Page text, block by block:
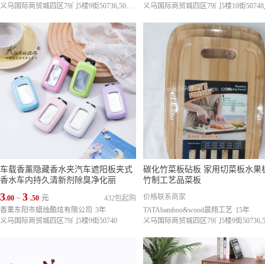
义乌国际商贸城四区79门5楼9街50736,50737,50738
车载香薰隐藏香水夹汽车遮阳板夹式
香水车内持久清新剂除臭净化丽
3.00 ~ 3 .50 元
432包起购
香薰东阳市蜡烛酷炫有限公司 3年
义乌国际商贸城四区79门5楼9街50740
碳化竹菜板砧板 家用切菜板水果板
竹制工艺品菜板
价格联系商家
TATAbamboo&wood晨翔工艺 15年